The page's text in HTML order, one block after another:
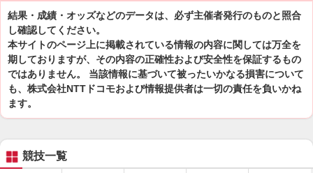
結果・成績・オッズなどのデータは、必ず主催者発行のものと照合
し確認してください。
本サイトのページ上に掲載されている情報の内容に関しては万全を
期しておりますが、その内容の正確性および安全性を保証するもの
ではありません。 当該情報に基づいて被ったいかなる損害について
も、株式会社NTTドコモおよび情報提供者は一切の責任を負いかね
ます。
競技一覧